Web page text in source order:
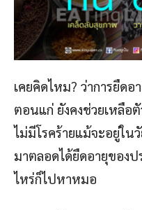
เคยคิดไหม? ว่าการยืด
ตอนแก่ ยังคงช่วยเหลือตั
ไม่มีโรคร้ายแม้จะอยู่ใ
มาตลอดได้ยืดอายุของป
ไหร่ก็ไปหาหมอ